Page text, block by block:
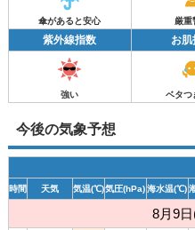
傘があると安心 厳重
紫外線指数 お肌
強い ベタつ
今後の気象予想
時間 天気 気温(℃)気圧(hPa) 海水温(℃)
8月9